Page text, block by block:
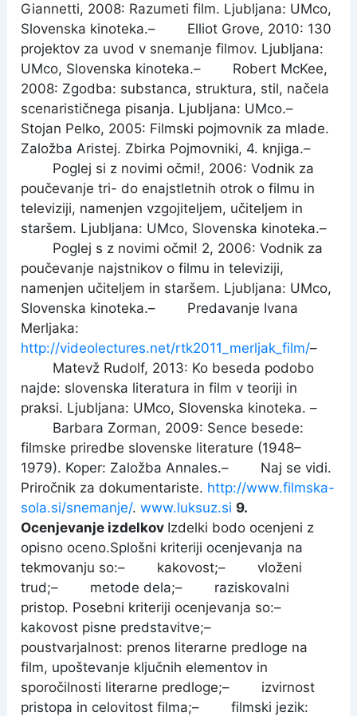
Giannetti, 2008: Razumeti film. Ljubljana: UMco,
Slovenska kinoteka.– Elliot Grove, 2010: 130
projektov za uvod v snemanje filmov. Ljubljana:
UMco, Slovenska kinoteka.– Robert McKee,
2008: Zgodba: substanca, struktura, stil, načela
scenarističnega pisanja. Ljubljana: UMco.–
Stojan Pelko, 2005: Filmski pojmovnik za mlade.
Založba Aristej. Zbirka Pojmovniki, 4. knjiga.–
Poglej si z novimi očmi!, 2006: Vodnik za
poučevanje tri- do enajstletnih otrok o filmu in
televiziji, namenjen vzgojiteljem, učiteljem in
staršem. Ljubljana: UMco, Slovenska kinoteka.–
Poglej s z novimi očmi! 2, 2006: Vodnik za
poučevanje najstnikov o filmu in televiziji,
namenjen učiteljem in staršem. Ljubljana: UMco,
Slovenska kinoteka.– Predavanje Ivana
Merljaka:
http://videolectures.net/rtk2011_merljak_film/–
Matevž Rudolf, 2013: Ko beseda podobo
najde: slovenska literatura in film v teoriji in
praksi. Ljubljana: UMco, Slovenska kinoteka.–
Barbara Zorman, 2009: Sence besede:
filmske priredbe slovenske literature (1948–
1979). Koper: Založba Annales.–
Naj se vidi.
Priročnik za dokumentariste. http://www.filmska-
sola.si/snemanje/.www.luksuz.si 9.
Ocenjevanje izdelkov Izdelki bodo ocenjeni z
opisno oceno.Splošni kriteriji ocenjevanja na
tekmovanju so:– kakovost;– vloženi
trud;– metode dela;– raziskovalni
pristop. Posebni kriteriji ocenjevanja so:–
kakovost pisne predstavitve;–
poustvarjalnost: prenos literarne predloge na
film, upoštevanje ključnih elementov in
sporočilnosti literarne predloge;– izvirnost
pristopa in celovitost filma;– filmski jezik: